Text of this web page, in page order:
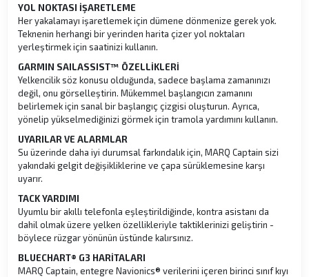
YOL NOKTASI İŞARETLEME
Her yakalamayı işaretlemek için dümene dönmenize gerek yok.
Teknenin herhangi bir yerinden harita çizer yol noktaları
yerleştirmek için saatinizi kullanın.
GARMIN SAILASSIST™ ÖZELLİKLERİ
Yelkencilik söz konusu olduğunda, sadece başlama zamanınızı
değil, onu görselleştirin. Mükemmel başlangıcın zamanını
belirlemek için sanal bir başlangıç ​​çizgisi oluşturun. Ayrıca,
yönelip yükselmediğinizi görmek için tramola yardımını kullanın.
UYARILAR VE ALARMLAR
Su üzerinde daha iyi durumsal farkındalık için, MARQ Captain sizi
yakındaki gelgit değişikliklerine ve çapa sürüklemesine karşı
uyarır.
TACK YARDIMI
Uyumlu bir akıllı telefonla eşleştirildiğinde, kontra asistanı da
dahil olmak üzere yelken özellikleriyle taktiklerinizi geliştirin -
böylece rüzgar yönünün üstünde kalırsınız.
BLUECHART® G3 HARİTALARI
MARQ Captain, entegre Navionics® verilerini içeren birinci sınıf kıyı